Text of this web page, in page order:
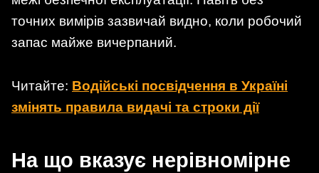
точних вимірів зазвичай видно, коли робочий
запас майже вичерпаний.
Читайте: Водійські посвідчення в Україні
змінять правила видачі та строки дії
На що вказує нерівномірне